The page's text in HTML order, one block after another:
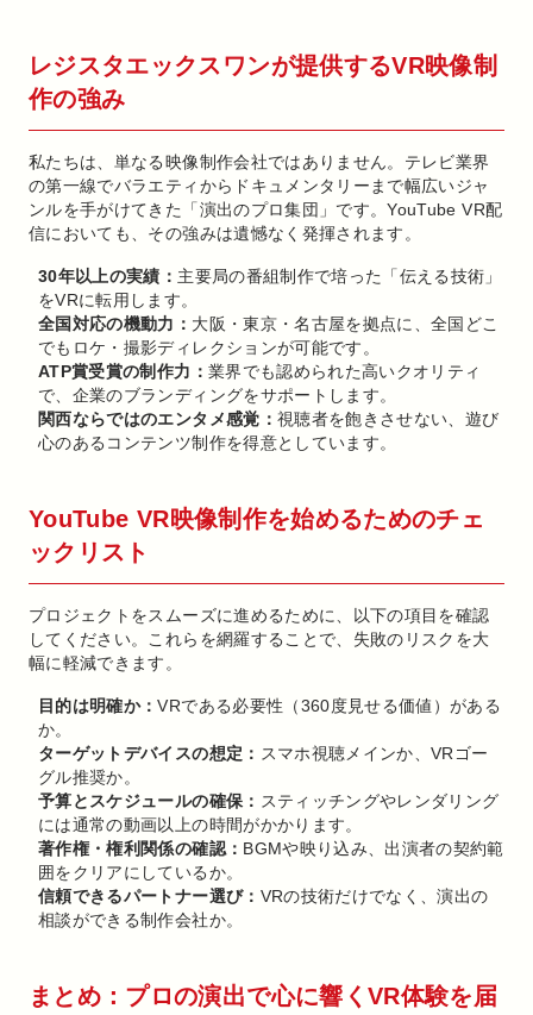
レジスタエックスワンが提供するVR映像制
作の強み
私たちは、単なる映像制作会社ではありません。テレビ業界
の第一線でバラエティからドキュメンタリーまで幅広いジャ
ンルを手がけてきた「演出のプロ集団」です。YouTube VR配
信においても、その強みは遺憾なく発揮されます。
30年以上の実績： 主要局の番組制作で培った「伝える技術」
をVRに転用します。
全国対応の機動力： 大阪・東京・名古屋を拠点に、全国どこ
でもロケ・撮影ディレクションが可能です。
ATP賞受賞の制作力： 業界でも認められた高いクオリティ
で、企業のブランディングをサポートします。
関西ならではのエンタメ感覚： 視聴者を飽きさせない、遊び
心のあるコンテンツ制作を得意としています。
YouTube VR映像制作を始めるためのチェ
ックリスト
プロジェクトをスムーズに進めるために、以下の項目を確認
してください。これらを網羅することで、失敗のリスクを大
幅に軽減できます。
目的は明確か：VRである必要性（360度見せる価値）がある
か。
ターゲットデバイスの想定： スマホ視聴メインか、VRゴー
グル推奨か。
予算とスケジュールの確保： スティッチングやレンダリング
には通常の動画以上の時間がかかります。
著作権・権利関係の確認： BGMや映り込み、出演者の契約範
囲をクリアにしているか。
信頼できるパートナー選び： VRの技術だけでなく、演出の
相談ができる制作会社か。
まとめ：プロの演出で心に響くVR体験を届